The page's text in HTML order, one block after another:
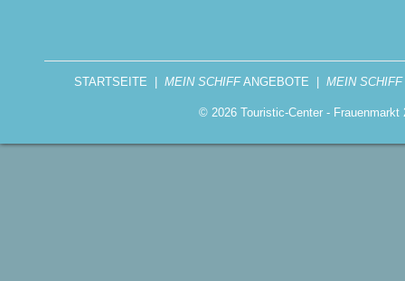
STARTSEITE MEIN SCHIFFANGEBOTE MEIN SCHIFF
© 2026 Touristic-Center -